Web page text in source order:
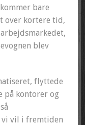
bare
over kortere tid,
blev
flyttede
på kontorer og
vi vil i fremtiden